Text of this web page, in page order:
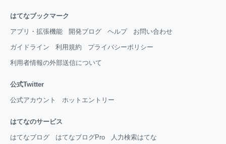
はてなブックマーク
アプリ・拡張機能 開発ブログ ヘルプ お問い合わせ
ガイドライン 利用規約 プライバシーポリシー
利用者情報の外部送信について
公式Twitter
公式アカウント ホットエントリー
はてなのサービス
はてなブログ はてなブログPro 人力検索はてな